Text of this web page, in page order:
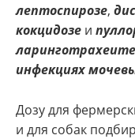
лептоспирозе,
кокцидозе и
ларинготрахеите
инфекциях
Дозу для
и для собак